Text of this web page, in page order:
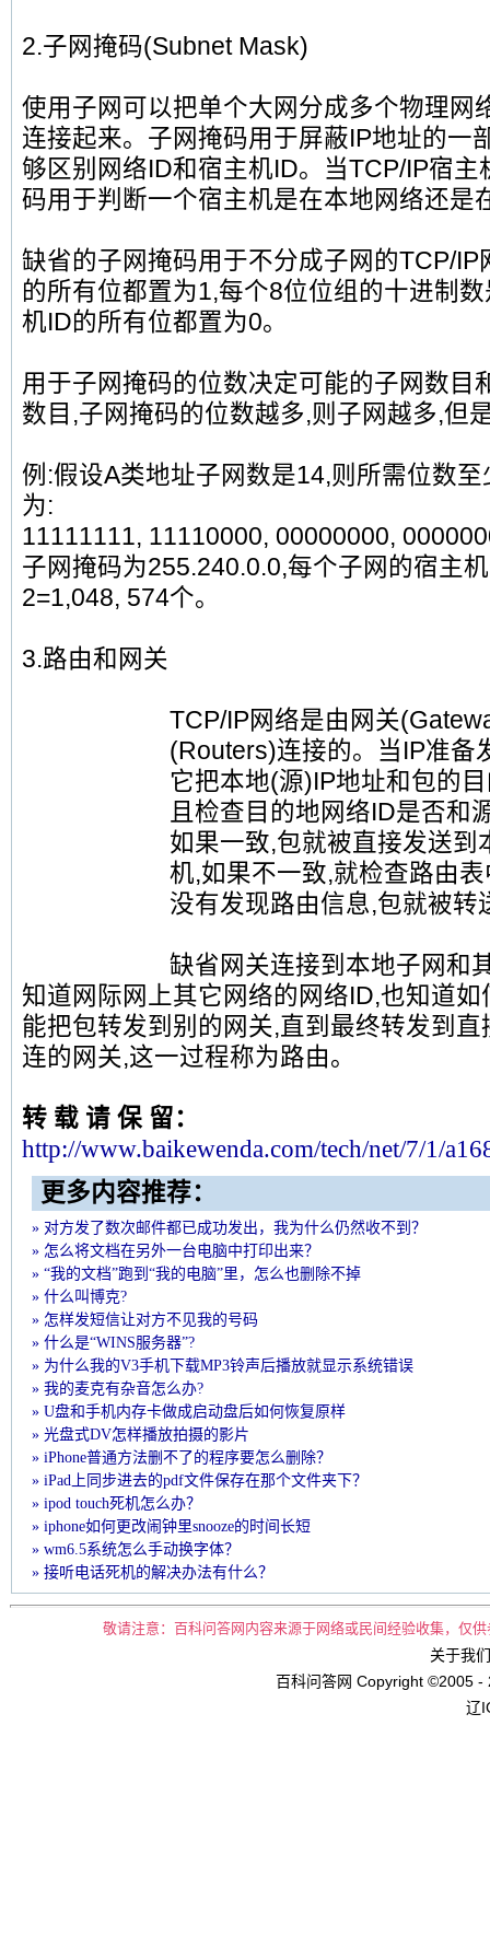
2.子网掩码(Subnet Mask)
使用子网可以把单个大网分成多个物理网
连接起来。子网掩码用于屏蔽IP地址的一
够区别网络ID和宿主机ID。当TCP/IP宿主
码用于判断一个宿主机是在本地网络还是
缺省的子网掩码用于不分成子网的TCP/IP
的所有位都置为1,每个8位位组的十进制
机ID的所有位都置为0。
用于子网掩码的位数决定可能的子网数目
数目,子网掩码的位数越多,则子网越多,但
例:假设A类地址子网数是14,则所需位数
为:
11111111, 11110000, 00000000,
子网掩码为255.240.0.0,每个子网的宿主
2=1,048, 574个。
3.路由和网关
TCP/IP网络是由网关
(Routers)连接的。当IP准备
它把本地(源)IP地址和包的
且检查目的地网络ID是否和
如果一致,包就被直接发送到
机,如果不一致,就检查路由
没有发现路由信息,包就被转
缺省网关连接到本地子网和
知道网际网上其它网络的网络ID,也知道
能把包转发到别的网关,直到最终转发到
连的网关,这一过程称为路由。
转 载 请 保 留：
http://www.baikewenda.com/tech/net/7/1/
更多内容推荐：
» 对方发了数次邮件都已成功发出，我为什么仍然收不到？
» 怎么将文档在另外一台电脑中打印出来？
» “我的文档”跑到“我的电脑”里，怎么也删除不掉
» 什么叫博克?
» 怎样发短信让对方不见我的号码
» 什么是“WINS服务器”?
» 为什么我的V3手机下载MP3铃声后播放就显示系统错误
» 我的麦克有杂音怎么办?
» U盘和手机内存卡做成启动盘后如何恢复原样
» 光盘式DV怎样播放拍摄的影片
» iPhone普通方法删不了的程序要怎么删除？
» iPad上同步进去的pdf文件保存在那个文件夹下？
» ipod touch死机怎么办？
» iphone如何更改闹钟里snooze的时间长短
» wm6.5系统怎么手动换字体？
» 接听电话死机的解决办法有什么？
敬请注意：百科问答网内容来源于网络或民间经验收集，仅
关于我
百科问答网 Copyright ©2005 -
辽